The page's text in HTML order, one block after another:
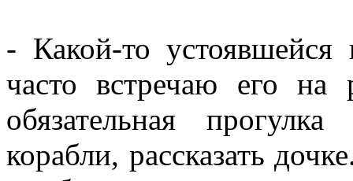
- Какой-то
часто встречаю его
обязательная
корабли, рассказать